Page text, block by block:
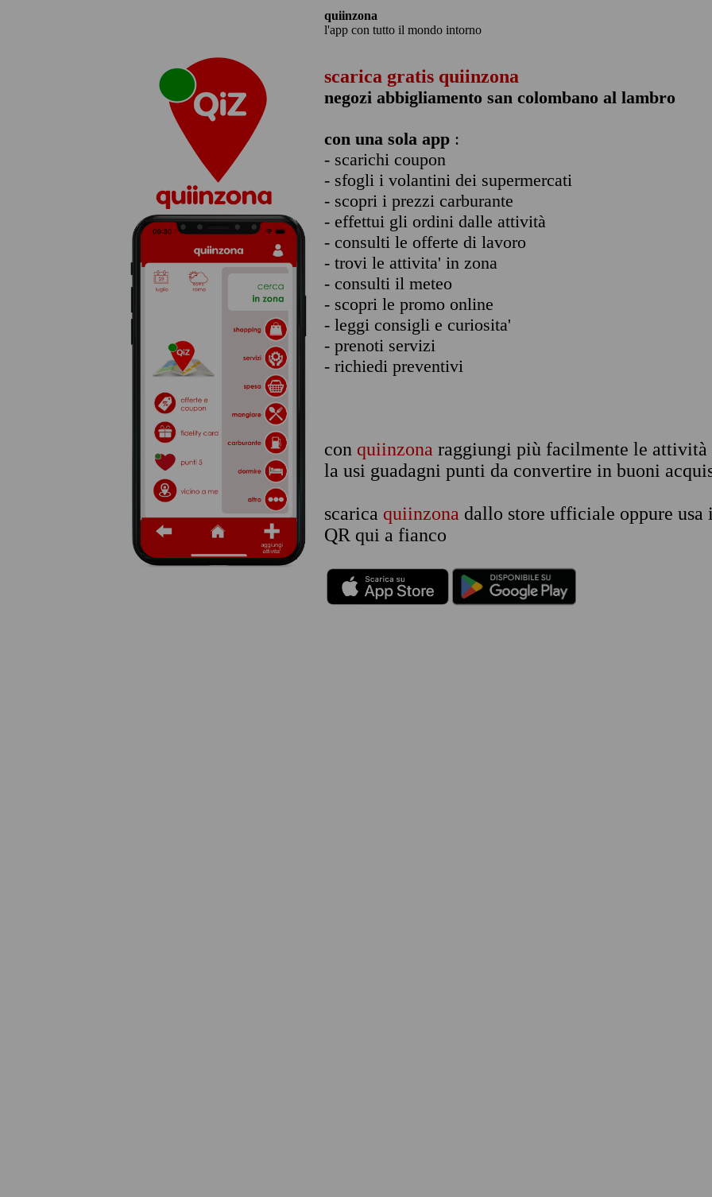
quiinzona
l'app con tutto il mondo intorno
scarica gratis quiinzona
negozi abbigliamento san colombano al lambro
con una sola app :
- scarichi coupon
- sfogli i volantini dei supermercati
- scopri i prezzi carburante
- effettui gli ordini dalle attività
- consulti le offerte di lavoro
- trovi le attivita' in zona
- consulti il meteo
- scopri le promo online
- leggi consigli e curiosita'
- prenoti servizi
- richiedi preventivi
con quiinzona raggiungi più facilmente le attività
la usi guadagni punti da convertire in buoni
scarica quiinzona dallo store ufficiale oppure usa
QR qui a fianco